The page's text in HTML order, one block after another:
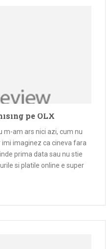
pe OLX
m-am ars nici azi, cum nu
imaginez ca cineva fara
prima data sau nu stie
si platile online e super